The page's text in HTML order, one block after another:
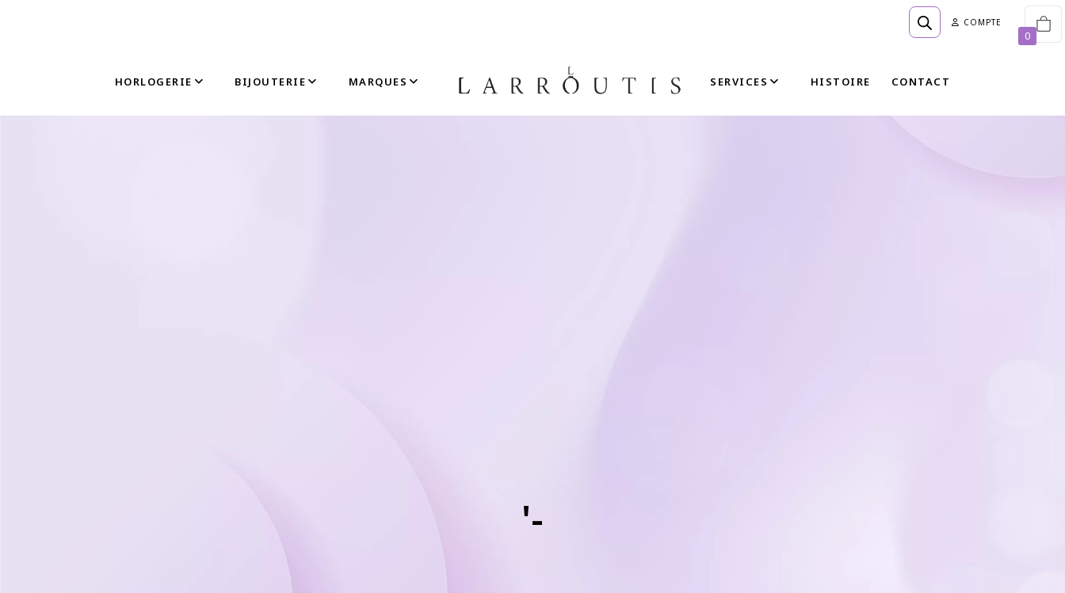
COMPTE
HORLOGERIE BIJOUTERIE MARQUES SERVICES HISTOIRE CONTACT
'-
0